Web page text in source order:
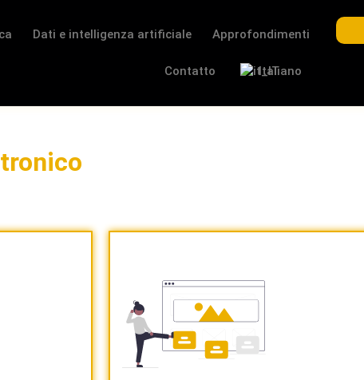
Dati e intelligenza artificiale Approfondimenti
Contatto Italiano